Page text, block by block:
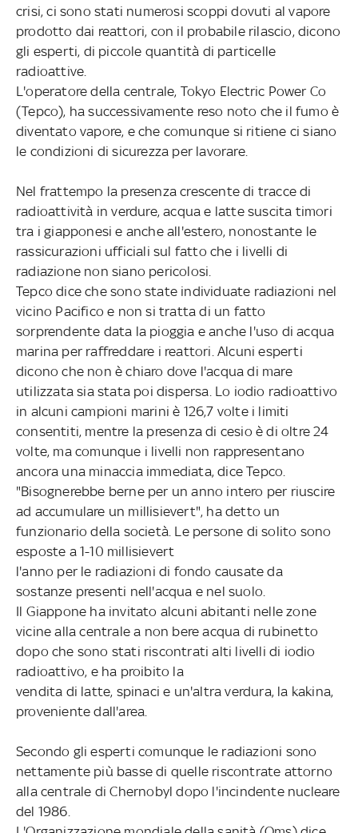
crisi, ci sono stati numerosi scoppi dovuti al vapore
prodotto dai reattori, con il probabile rilascio, dicono
gli esperti, di piccole quantità di particelle
radioattive.
L'operatore della centrale, Tokyo Electric Power Co
(Tepco), ha successivamente reso noto che il fumo è
diventato vapore, e che comunque si ritiene ci siano
le condizioni di sicurezza per lavorare.
Nel frattempo la presenza crescente di tracce di
radioattività in verdure, acqua e latte suscita timori
tra i giapponesi e anche all'estero, nonostante le
rassicurazioni ufficiali sul fatto che i livelli di
radiazione non siano pericolosi.
Tepco dice che sono state individuate radiazioni nel
vicino Pacifico e non si tratta di un fatto
sorprendente data la pioggia e anche l'uso di acqua
marina per raffreddare i reattori. Alcuni esperti
dicono che non è chiaro dove l'acqua di mare
utilizzata sia stata poi dispersa. Lo iodio radioattivo
in alcuni campioni marini è 126,7 volte i limiti
consentiti, mentre la presenza di cesio è di oltre 24
volte, ma comunque i livelli non rappresentano
ancora una minaccia immediata, dice Tepco.
"Bisognerebbe berne per un anno intero per riuscire
ad accumulare un millisievert", ha detto un
funzionario della società. Le persone di solito sono
esposte a 1-10 millisievert
l'anno per le radiazioni di fondo causate da
sostanze presenti nell'acqua e nel suolo.
Il Giappone ha invitato alcuni abitanti nelle zone
vicine alla centrale a non bere acqua di rubinetto
dopo che sono stati riscontrati alti livelli di iodio
radioattivo, e ha proibito la
vendita di latte, spinaci e un'altra verdura, la kakina,
proveniente dall'area.
Secondo gli esperti comunque le radiazioni sono
nettamente più basse di quelle riscontrate attorno
alla centrale di Chernobyl dopo l'incindente nucleare
del 1986.